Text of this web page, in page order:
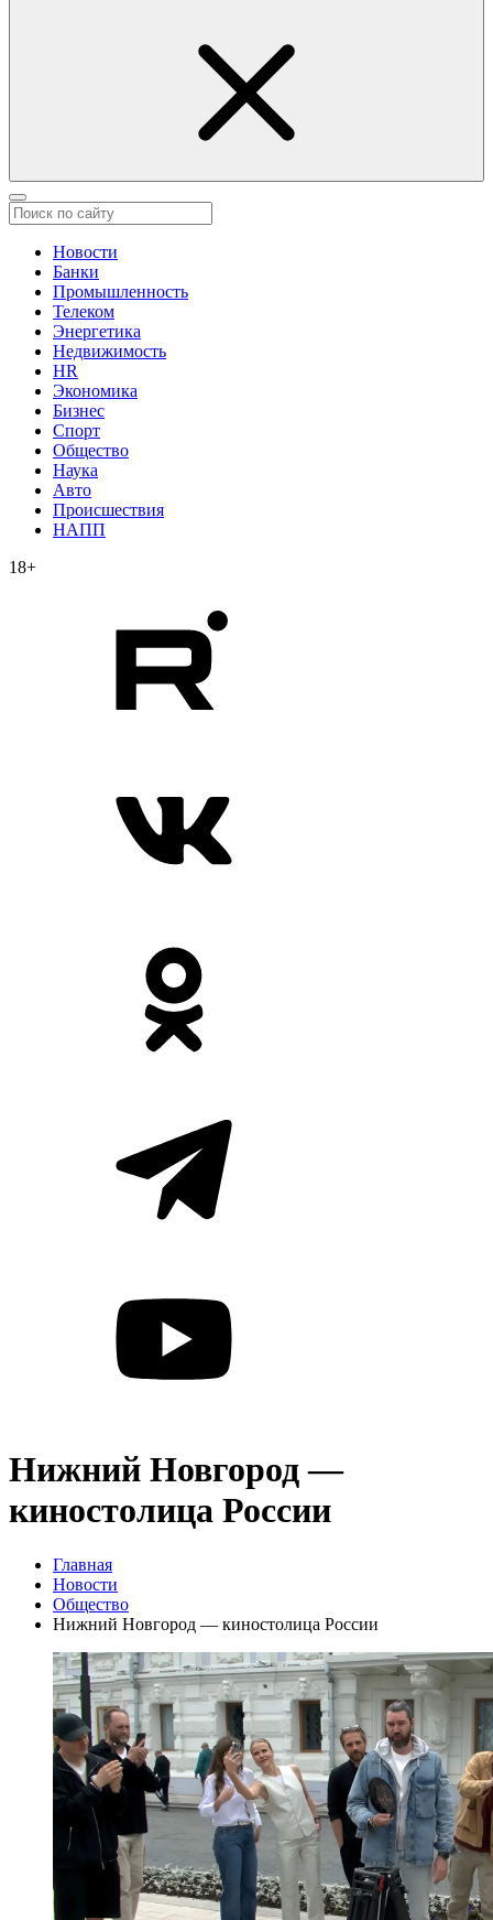
Новости
Банки
Промышленность
Телеком
Энергетика
Недвижимость
HR
Экономика
Бизнес
Спорт
Общество
Наука
Авто
Происшествия
НАПП
18+
Нижний Новгород —
киностолица России
Главная
Новости
Общество
Нижний Новгород — киностолица России